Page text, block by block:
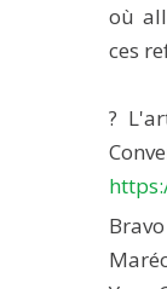
où
ces
?